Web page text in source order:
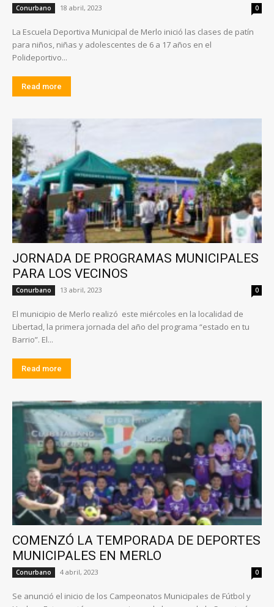
Conurbano 18 abril, 2023 0
La Escuela Deportiva Municipal de Merlo inició las clases de patín
para niños, niñas y adolescentes de 6 a 17 años en el
Polideportivo...
Read more
JORNADA DE PROGRAMAS MUNICIPALES
PARA LOS VECINOS
Conurbano 13 abril, 2023 0
El municipio de Merlo realizó este miércoles en la localidad de
Libertad, la primera jornada del año del programa “estado en tu
Barrio”. El...
Read more
COMENZÓ LA TEMPORADA DE DEPORTES
MUNICIPALES EN MERLO
Conurbano 4 abril, 2023 0
Se anunció el inicio de los Campeonatos Municipales de Fútbol y